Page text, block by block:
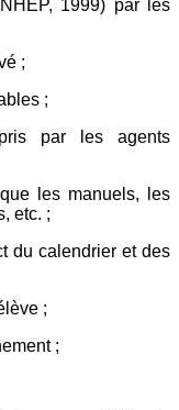
1999) par les
;
;
par les agents
les manuels, les
etc. ;
du calendrier et des
;
;